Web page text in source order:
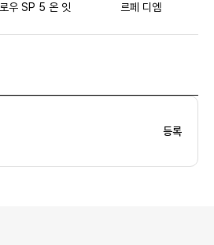
로우 SP 5 온 잇
르페 디엠
등록